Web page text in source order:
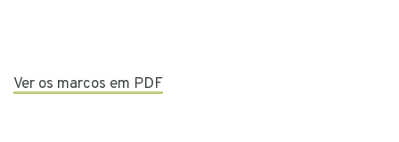
Ver os marcos em PDF